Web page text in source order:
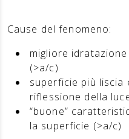
Cause del fenomeno:
migliore
(>a/c)
superficie più liscia
riflessione della
“buone”
la superficie (>a/c)